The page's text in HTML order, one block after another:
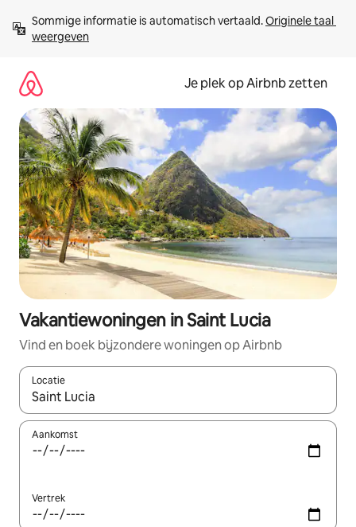
direct
naar
Sommige informatie is automatisch vertaald. Originele taal
weergeven
Je plek op Airbnb zetten
Vakantiewoningen in Saint Lucia
Vind en boek bijzondere woningen op Airbnb
Locatie
Wanneer er resultaten beschikbaar zijn, maak je een keuze
Aankomst
Vertrek